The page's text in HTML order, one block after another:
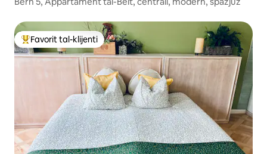
Wieħed mill-aqwa favoriti tal-klijenti
Favorit tal-klijenti